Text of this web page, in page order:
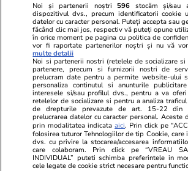
Advertorial
Smart is the new chic: Cum ne
ajută tehnologia să ne reinventăm
PARTENERI
Noi și partenerii noștri 596 stocăm și/sau
dispozitivul dvs., precum identificatorii cookie
datelor cu caracter personal. Puteți accepta sau
făcând clic mai jos, respectiv vă puteți opune
în orice moment pe pagina cu politica de
vor fi raportate partenerilor noștri și nu vă vor
multe detalii
Noi si partenerii nostri (retelele de socializare
partenere, precum si furnizorii nostri de
prelucram date pentru a permite website-ului
personaliza continutul si anunturile
interesele si/sau profilul dvs., pentru a va
retelelor de socializare si pentru a analiza
de drepturile prevazute de art. 15-22 din
prelucrarea datelor cu caracter personal. Aceste
prin modalitatea indicataaici. Prin click pe
folosirea tuturor Tehnologiilor de tip Cookie, care
dvs. cu privire la stocarea/accesarea
care colaboram. Prin click pe “VREAU SA
INDIVIDUAL” puteti schimba preferintele in
cele legate de cookie strict necesare pentru